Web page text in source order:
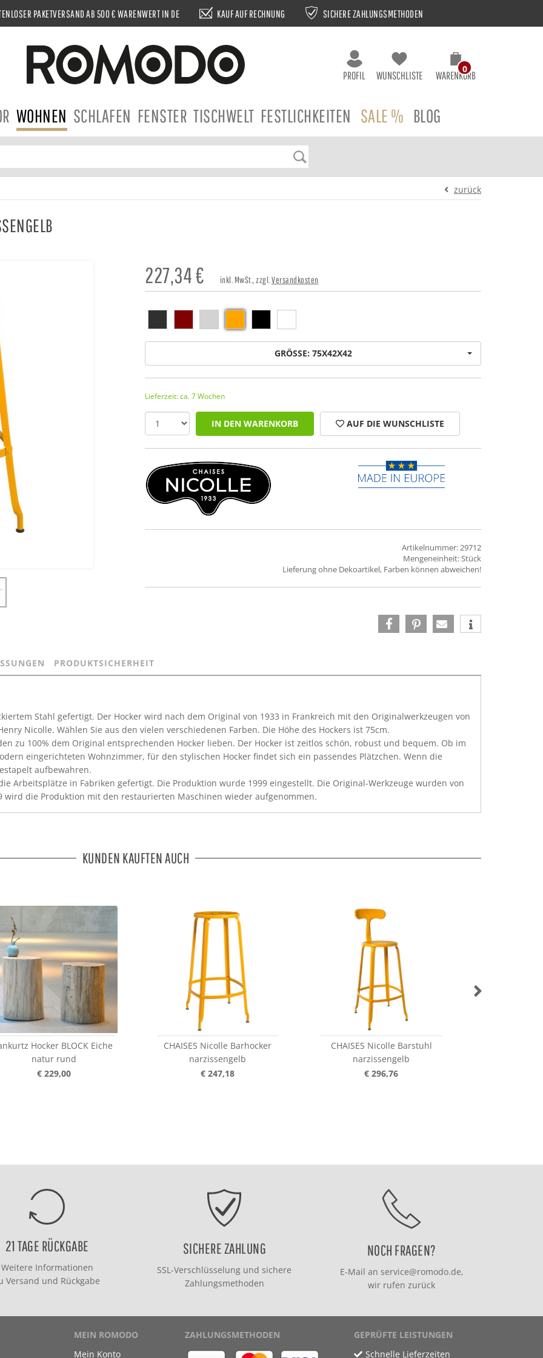
PAKETVERSAND AB 500 € WARENWERT IN DE KAUF AUF RECHNUNG SICHERE ZAHLUNGSMETHODEN
PROFIL WUNSCHLISTE WARENKORB
0
WOHNEN SCHLAFEN FENSTER TISCHWELT FESTLICHKEITEN SALE % BLOG
zurück
227,34€ inkl. MwSt., zzgl.Versandkosten
GRÖSSE: 75X42X42
Lieferzeit: ca. 7 Wochen
IN DEN WARENKORB AUF DIE WUNSCHLISTE
Artikelnummer: 29712
Mengeneinheit: Stück
Lieferung ohne Dekoartikel, Farben können abweichen!
PRODUKTSICHERHEIT
Stahl gefertigt. Der Hocker wird nach dem Original von 1933 in Frankreich mit den Originalwerkzeugen von
Nicolle. Wählen Sie aus den vielen verschiedenen Farben. Die Höhe des Hockers ist 75cm.
zu 100% dem Original entsprechenden Hocker lieben. Der Hocker ist zeitlos schön, robust und bequem. Ob im
eingerichteten Wohnzimmer, für den stylischen Hocker findet sich ein passendes Plätzchen. Wenn die
aufbewahren.
Arbeitsplätze in Fabriken gefertigt. Die Produktion wurde 1999 eingestellt. Die Original-Werkzeuge wurden von
wird die Produktion mit den restaurierten Maschinen wieder aufgenommen.
KUNDEN KAUFTEN AUCH
Hocker BLOCK Eiche
natur rund
€ 229,00
CHAISES Nicolle Barhocker
narzissengelb
€ 247,18
CHAISES Nicolle Barstuhl
narzissengelb
€ 296,76
21 TAGE RÜCKGABE
Weitere Informationen
Versand und Rückgabe
SICHERE ZAHLUNG
SSL-Verschlüsselung und sichere
Zahlungsmethoden
NOCH FRAGEN?
E-Mail an service@romodo.de,
wir rufen zurück
MEIN ROMODO
Mein Konto
ZAHLUNGSMETHODEN
GEPRÜFTE LEISTUNGEN
Schnelle Lieferzeiten